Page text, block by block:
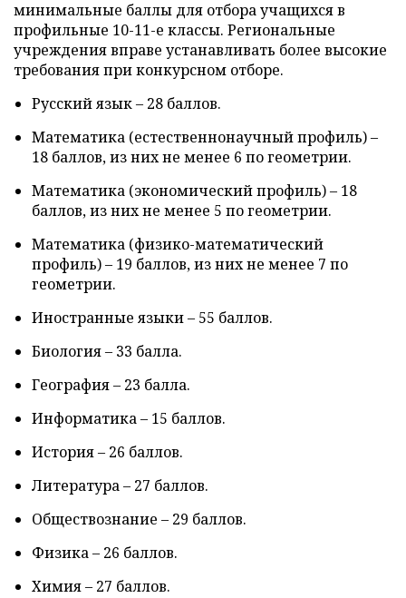
минимальные баллы для отбора учащихся в
профильные 10-11-е классы. Региональные
учреждения вправе устанавливать более высокие
требования при конкурсном отборе.
Русский язык – 28 баллов.
Математика (естественнонаучный профиль) –
18 баллов, из них не менее 6 по геометрии.
Математика (экономический профиль) – 18
баллов, из них не менее 5 по геометрии.
Математика (физико-математический
профиль) – 19 баллов, из них не менее 7 по
геометрии.
Иностранные языки – 55 баллов.
Биология – 33 балла.
География – 23 балла.
Информатика – 15 баллов.
История – 26 баллов.
Литература – 27 баллов.
Обществознание – 29 баллов.
Физика – 26 баллов.
Химия – 27 баллов.